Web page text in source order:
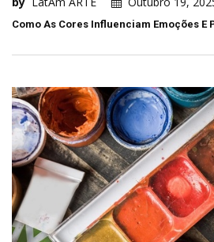
Como As Cores Influenciam Emoções E